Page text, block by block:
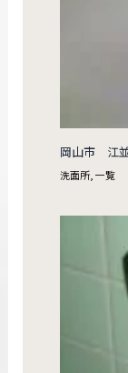
岡山市
洗面所 ,一覧